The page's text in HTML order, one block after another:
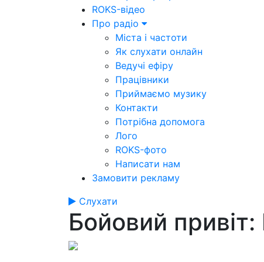
ROKS-відео
Про радіо
Міста і частоти
Як слухати онлайн
Ведучі ефіру
Працівники
Приймаємо музику
Контакти
Потрібна допомога
Лого
ROKS-фото
Написати нам
Замовити рекламу
Слухати
Бойовий